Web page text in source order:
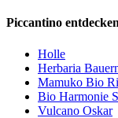
Piccantino
Holle
Herbaria
Mamuko Bio
Bio Harmonie
Vulcano Oskar